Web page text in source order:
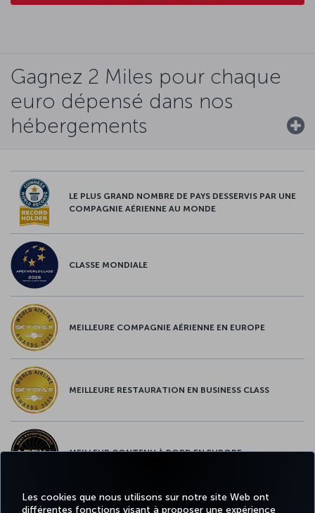
Les cookies que nous utilisons sur notre site Web ont
différentes fonctions visant à proposer une expérience
Gagnez 2 Miles pour chaque
euro dépensé dans nos
hébergements
LE PLUS GRAND NOMBRE DE PAYS DESSERVIS PAR UNE
COMPAGNIE AÉRIENNE AU MONDE
CLASSE MONDIALE
MEILLEURE COMPAGNIE AÉRIENNE EN EUROPE
MEILLEURE RESTAURATION EN BUSINESS CLASS
MEILLEUR CONTENU À BORD EN EUROPE